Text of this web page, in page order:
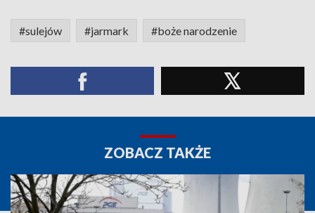
#sulejów #jarmark #boże narodzenie
ZOBACZ TAKŻE